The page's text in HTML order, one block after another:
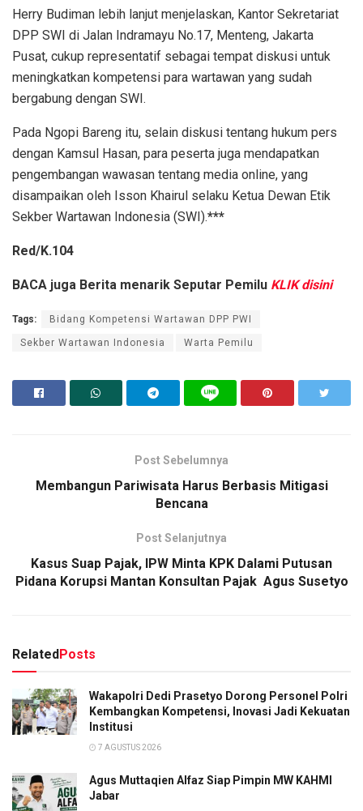
Herry Budiman lebih lanjut menjelaskan, Kantor Sekretariat
DPP SWI di Jalan Indramayu No.17, Menteng, Jakarta
Pusat, cukup representatif sebagai tempat diskusi untuk
meningkatkan kompetensi para wartawan yang sudah
bergabung dengan SWI.
Pada Ngopi Bareng itu, selain diskusi tentang hukum pers
dengan Kamsul Hasan, para peserta juga mendapatkan
pengembangan wawasan tentang media online, yang
disampaikan oleh Isson Khairul selaku Ketua Dewan Etik
Sekber Wartawan Indonesia (SWI).***
Red/K.104
BACA juga Berita menarik Seputar Pemilu KLIK disini
Tags: Bidang Kompetensi Wartawan DPP PWI
Sekber Wartawan Indonesia Warta Pemilu
Post Sebelumnya
Membangun Pariwisata Harus Berbasis Mitigasi
Bencana
Post Selanjutnya
Kasus Suap Pajak, IPW Minta KPK Dalami Putusan
Pidana Korupsi Mantan Konsultan Pajak Agus Susetyo
Related Posts
Wakapolri Dedi Prasetyo Dorong Personel Polri
Kembangkan Kompetensi, Inovasi Jadi Kekuatan
Institusi
7 AGUSTUS 2026
Agus Muttaqien Alfaz Siap Pimpin MW KAHMI
Jabar